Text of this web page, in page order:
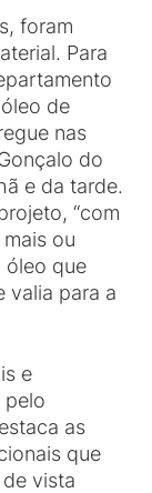
foram
Para
de
nas
do
e da tarde.
“com
ou
óleo que
valia para a
e
pelo
as
que
vista